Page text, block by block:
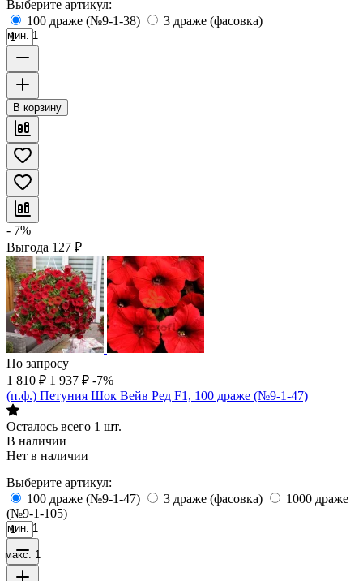
Выберите артикул:
100 драже (№9-1-38)
3 драже (фасовка)
мин. 1
В корзину
- 7%
Выгода 127 ₽
По запросу
1 810 ₽ 1 937 ₽ -7%
(п.ф.) Петуния Шок Вейв Ред F1, 100 драже (№9-1-47)
Осталось всего 1 шт.
В наличии
Нет в наличии
Выберите артикул:
100 драже (№9-1-47)
3 драже (фасовка)
1000 драже
(№9-1-105)
мин. 1
макс. 1